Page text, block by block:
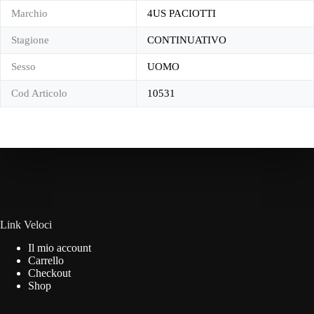
Marchio 4US PACIOTTI
Stagione CONTINUATIVO
Sesso UOMO
Cod Articolo 10531
Link Veloci
Il mio account
Carrello
Checkout
Shop